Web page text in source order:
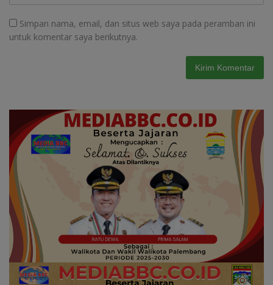
Simpan nama, email, dan situs web saya pada peramban ini
untuk komentar saya berikutnya.